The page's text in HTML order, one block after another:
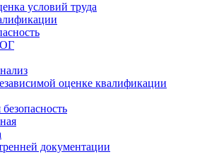
условий труда
оценке квалификации
документации